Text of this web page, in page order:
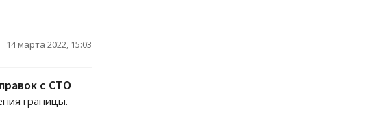
14 марта 2022, 15:03
с СТО
границы.